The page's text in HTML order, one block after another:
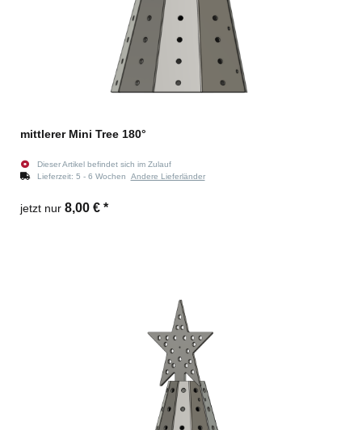
mittlerer Mini Tree 180°
Dieser Artikel befindet sich im Zulauf
Lieferzeit: 5 - 6 Wochen Andere Lieferländer
jetzt nur 8,00 € *